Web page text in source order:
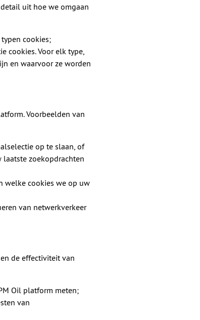
uit hoe we omgaan
cookies;
cookies. Voor elk type,
en waarvoor ze worden
Voorbeelden van
op te slaan, of
zoekopdrachten
welke cookies we op uw
van netwerkverkeer
de effectiviteit van
Oil platform meten;
van